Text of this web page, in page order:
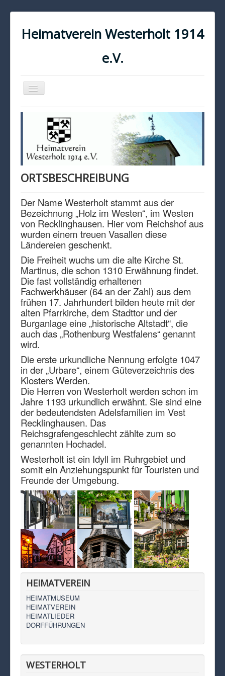
Heimatverein Westerholt 1914
e.V.
Navigation
an/aus
KONTAKT
IMPRESSUM
DATENSCHUTZ
ORTSBESCHREIBUNG
Der Name Westerholt stammt aus der
Bezeichnung „Holz im Westen“, im Westen
von Recklinghausen. Hier vom Reichshof aus
wurden einem treuen Vasallen diese
Ländereien geschenkt.
Die Freiheit wuchs um die alte Kirche St.
Martinus, die schon 1310 Erwähnung findet.
Die fast vollständig erhaltenen
Fachwerkhäuser (64 an der Zahl) aus dem
frühen 17. Jahrhundert bilden heute mit der
alten Pfarrkirche, dem Stadttor und der
Burganlage eine „historische Altstadt“, die
auch das „Rothenburg Westfalens“ genannt
wird.
Die erste urkundliche Nennung erfolgte 1047
in der „Urbare“, einem Güteverzeichnis des
Klosters Werden.
Die Herren von Westerholt werden schon im
Jahre 1193 urkundlich erwähnt. Sie sind eine
der bedeutendsten Adelsfamilien im Vest
Recklinghausen. Das
Reichsgrafengeschlecht zählte zum so
genannten Hochadel.
Westerholt ist ein Idyll im Ruhrgebiet und
somit ein Anziehungspunkt für Touristen und
Freunde der Umgebung.
HEIMATVEREIN
HEIMATMUSEUM
HEIMATVEREIN
HEIMATLIEDER
DORFFÜHRUNGEN
WESTERHOLT